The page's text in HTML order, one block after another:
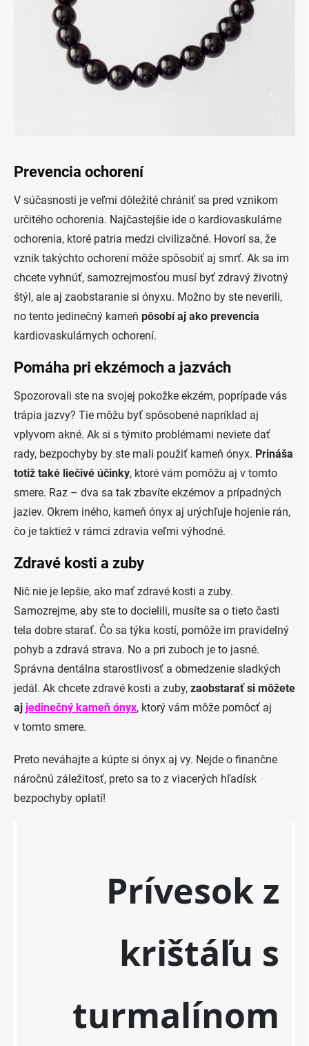
Prevencia ochorení
V súčasnosti je veľmi dôležité chrániť sa pred vznikom
určitého ochorenia. Najčastejšie ide o kardiovaskulárne
ochorenia, ktoré patria medzi civilizačné. Hovorí sa, že
vznik takýchto ochorení môže spôsobiť aj smrť. Ak sa im
chcete vyhnúť, samozrejmosťou musí byť zdravý životný
štýl, ale aj zaobstaranie si ónyxu. Možno by ste neverili,
no tento jedinečný kameň pôsobí aj ako prevencia
kardiovaskulárnych ochorení.
Pomáha pri ekzémoch a jazvách
Spozorovali ste na svojej pokožke ekzém, poprípade vás
trápia jazvy? Tie môžu byť spôsobené napríklad aj
vplyvom akné. Ak si s týmito problémami neviete dať
rady, bezpochyby by ste mali použiť kameň ónyx. Prináša
totiž také liečivé účinky, ktoré vám pomôžu aj v tomto
smere. Raz – dva sa tak zbavíte ekzémov a prípadných
jaziev. Okrem iného, kameň ónyx aj urýchľuje hojenie rán,
čo je taktiež v rámci zdravia veľmi výhodné.
Zdravé kosti a zuby
Nič nie je lepšie, ako mať zdravé kosti a zuby.
Samozrejme, aby ste to docielili, musíte sa o tieto časti
tela dobre starať. Čo sa týka kostí, pomôže im pravidelný
pohyb a zdravá strava. No a pri zuboch je to jasné.
Správna dentálna starostlivosť a obmedzenie sladkých
jedál. Ak chcete zdravé kosti a zuby, zaobstarať si môžete
aj jedinečný kameň ónyx, ktorý vám môže pomôcť aj
v tomto smere.
Preto neváhajte a kúpte si ónyx aj vy. Nejde o finančne
náročnú záležitosť, preto sa to z viacerých hľadísk
bezpochyby oplatí!